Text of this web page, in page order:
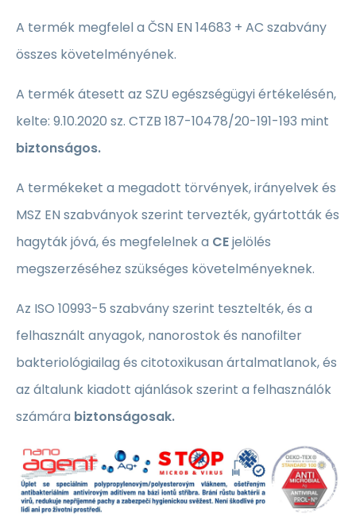
A termék megfelel a ČSN EN 14683 + AC szabvány
összes követelményének.
A termék átesett az SZU egészségügyi értékelésén,
kelte: 9.10.2020 sz. CTZB 187-10478/20-191-193 mint
biztonságos.
A termékeket a megadott törvények, irányelvek és
MSZ EN szabványok szerint tervezték, gyártották és
hagyták jóvá, és megfelelnek a CEjelölés
megszerzéséhez szükséges követelményeknek.
Az ISO 10993-5 szabvány szerint tesztelték, és a
felhasznált anyagok, nanorostok és nanofilter
bakteriológiailag és citotoxikusan ártalmatlanok, és
az általunk kiadott ajánlások szerint a felhasználók
számára biztonságosak.